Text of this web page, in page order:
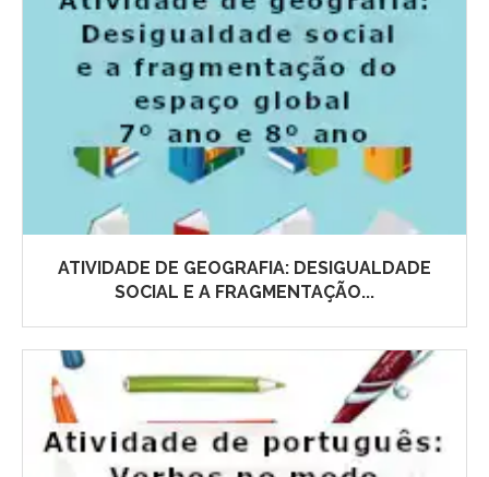
ATIVIDADE DE GEOGRAFIA: DESIGUALDADE
SOCIAL E A FRAGMENTAÇÃO...